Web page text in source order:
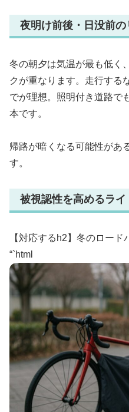
夜明け前後・日没前
冬の朝夕は気温が最も低く
クが重なります。走行する
でが理想。照明付き道路で
本です。
帰路が暗くなる可能性があ
す。
被視認性を高めるラ
【対応するh2】冬のロー
“`html